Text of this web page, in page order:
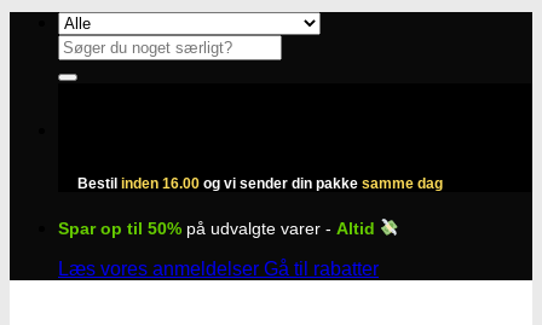
Fortsæt
indhold
Søg
efter:
Bestil inden 16.00 og vi sender din pakke samme dag
Spar op til 50% på udvalgte varer - Altid
Læs vores anmeldelser Gå til rabatter